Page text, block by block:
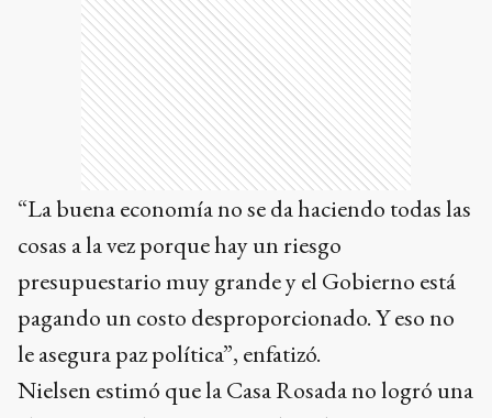
“La buena economía no se da haciendo todas las
cosas a la vez porque hay un riesgo
presupuestario muy grande y el Gobierno está
pagando un costo desproporcionado. Y eso no
le asegura paz política”, enfatizó.
Nielsen estimó que la Casa Rosada no logró una